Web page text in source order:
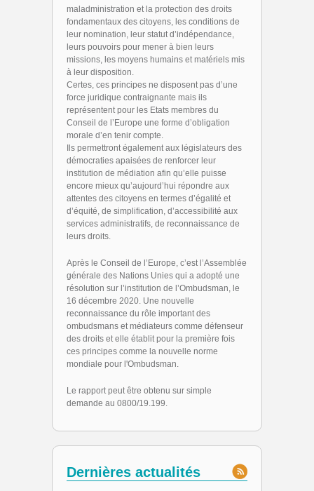
maladministration et la protection des droits
fondamentaux des citoyens, les conditions de
leur nomination, leur statut d’indépendance,
leurs pouvoirs pour mener à bien leurs
missions, les moyens humains et matériels mis
à leur disposition.
Certes, ces principes ne disposent pas d’une
force juridique contraignante mais ils
représentent pour les Etats membres du
Conseil de l’Europe une forme d’obligation
morale d’en tenir compte.
Ils permettront également aux législateurs des
démocraties apaisées de renforcer leur
institution de médiation afin qu’elle puisse
encore mieux qu’aujourd’hui répondre aux
attentes des citoyens en termes d’égalité et
d’équité, de simplification, d’accessibilité aux
services administratifs, de reconnaissance de
leurs droits.
Après le Conseil de l’Europe, c’est l’Assemblée
générale des Nations Unies qui a adopté une
résolution sur l’institution de l’Ombudsman, le
16 décembre 2020. Une nouvelle
reconnaissance du rôle important des
ombudsmans et médiateurs comme défenseur
des droits et elle établit pour la première fois
ces principes comme la nouvelle norme
mondiale pour l'Ombudsman.
Le rapport peut être obtenu sur simple
demande au 0800/19.199.
Dernières actualités